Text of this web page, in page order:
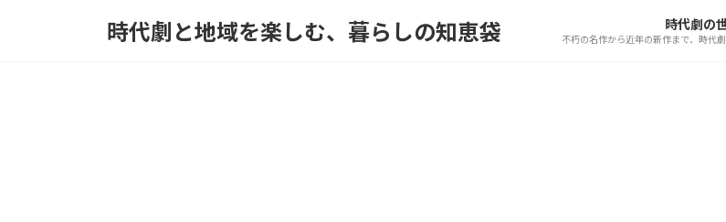
時代劇と地域を楽しむ、暮らしの知恵袋 時代劇の
不朽の名作から近年の新作まで、時代